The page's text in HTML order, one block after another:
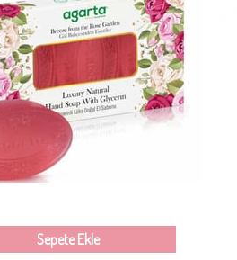
Sepete Ekle